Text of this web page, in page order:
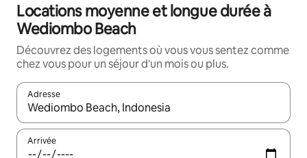
Locations moyenne et longue durée à
Wediombo Beach
Découvrez des logements où vous vous sentez comme
chez vous pour un séjour d'un mois ou plus.
Adresse
Lorsque les résultats s'affichent, utilisez les flèches vers le
Arrivée